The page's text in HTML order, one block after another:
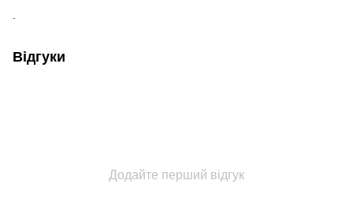
Відгуки
Додайте перший відгук